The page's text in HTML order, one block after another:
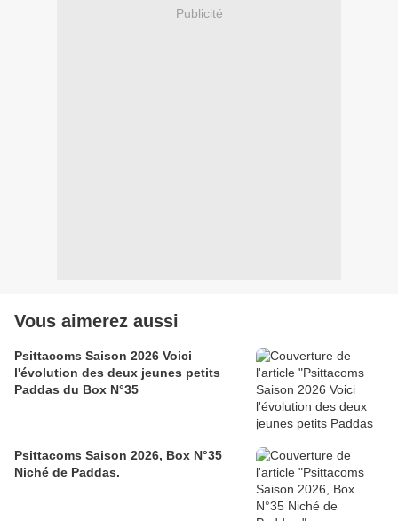
Publicité
Vous aimerez aussi
Psittacoms Saison 2026 Voici
l'évolution des deux jeunes petits
Paddas du Box N°35
Psittacoms Saison 2026, Box N°35
Niché de Paddas.